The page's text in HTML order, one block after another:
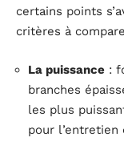
certains points
critères à
La puissance :
branches
les plus
pour l’entretien